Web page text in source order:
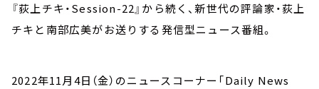
『荻上チキ・Session-22』から続く、新世代の評論家・荻上
チキと南部広美がお送りする発信型ニュース番組。
2022年11月4日（金）のニュースコーナー「Daily News